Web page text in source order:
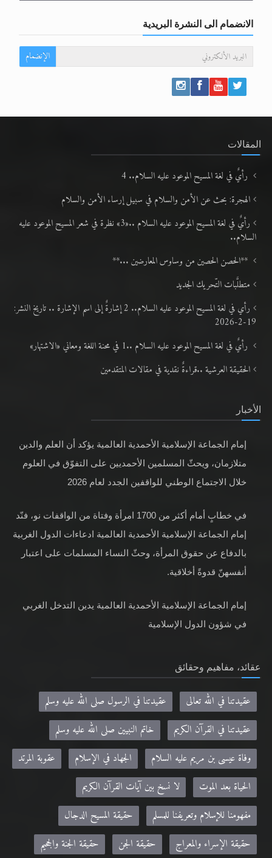
الانضمام الى النشرة البريدية
الإنضمام
المقالات
رأيٌ في لغة المسيح الموعود عليه السلام.. 4
الهجرة: بحث عن الأمن والسلام في سبيل إرساء الأمن والسلام
رأيٌ في لغة المسيح الموعود عليه السلام ..«3» نظرة في شعر المسيح الموعود عليه
السلام..
**الحصن الحصين من وساوس المعارضين ...**
متطلَّبات التّحريك الجديد
رأي في لغة المسيح الموعود عليه السلام.. 2 إشارةٌ إلى اسم الإشارة .. تاريخ النشر:
19-2-2026
رأيٌ في لغة المسيح الموعود عليه السلام ..1 في محنة اللغة ومعاني «الاشتهار»
الحقيقة العرشية ..قراءةٌ نقدية في مقالات المتقدمين
الأخبار
إمام الجماعة الإسلامية الأحمدية العالمية يؤكد أن العلم والدين
متلازمان، ويحثّ المسلمين الأحمديين على التفوّق في العلوم
خلال الاجتماع الوطني للواقفين الجدد لعام 2026
في خطابٍ أمام أكثر من 1700 امرأة وفتاة من الواقفات نو، فنّد
إمام الجماعة الإسلامية الأحمدية العالمية ادعاءات الدول الغربية
بالدفاع عن حقوق المرأة، وحثّ النساء المسلمات على اعتبار
أنفسهنّ قدوةً أخلاقية.
إمام الجماعة الإسلامية الأحمدية العالمية يدين التدخل الغربي
في شؤون الدول الإسلامية
عقائد، مفاهيم وحقائق
عقيدتنا في الله تعالى
عقيدتنا في الرسول صلى الله عليه وسلم
عقيدتنا في القرآن الكريم
خاتم النبيين صلى الله عليه وسلم
وفاة عيسى بن مريم عليه السلام
الجهاد في الإسلام
عقوبة المرتد
الحياة بعد الموت
لا نسخ بين آيات القرآن الكريم
مفهومنا للإسلام وتعريفنا للمسلم
حقيقة المسيح الدجال
حقيقة الإسراء والمعراج
حقيقة الجن حقيقة الجنة والجحيم